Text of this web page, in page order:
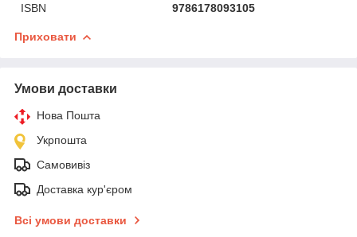
ISBN
9786178093105
Приховати
Умови доставки
Нова Пошта
Укрпошта
Самовивіз
Доставка кур'єром
Всі умови доставки